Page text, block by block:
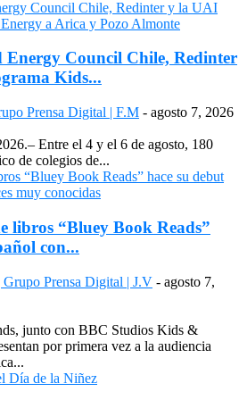
Council Chile, Redinter
Kids...
Prensa Digital | F.M - agosto 7, 2026
Entre el 4 y el 6 de agosto, 180
de colegios de...
libros “Bluey Book Reads”
con...
Grupo Prensa Digital | J.V - agosto 7,
junto con BBC Studios Kids &
por primera vez a la audiencia